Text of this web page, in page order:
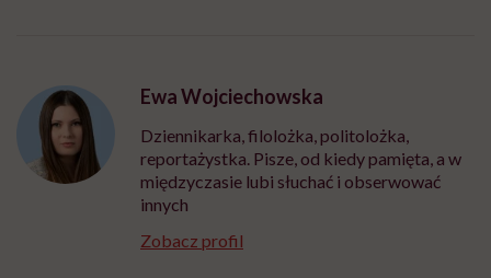
Ewa Wojciechowska
Dziennikarka, filolożka, politolożka,
reportażystka. Pisze, od kiedy pamięta, a w
międzyczasie lubi słuchać i obserwować
innych
Zobacz profil